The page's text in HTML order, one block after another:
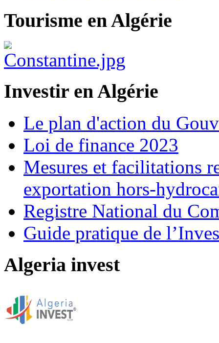
Tourisme en Algérie
Investir en Algérie
Le plan d'action du
Loi de finance 2023
Mesures et facilitations
exportation hors-
Registre National du
Guide pratique de
Algeria invest